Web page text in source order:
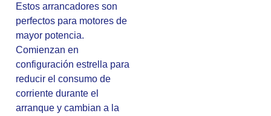
Estos arrancadores son
perfectos para motores de
mayor potencia.
Comienzan en
configuración estrella para
reducir el consumo de
corriente durante el
arranque y cambian a la